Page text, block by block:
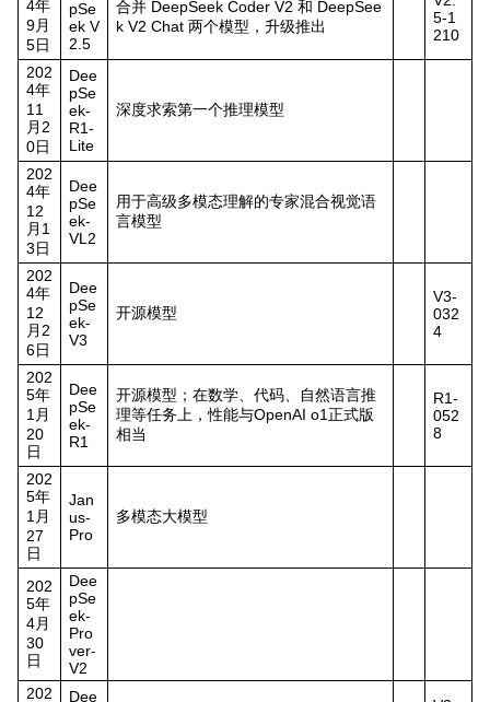
4年
9月
5日
pSe
ek V
2.5
合并 DeepSeek Coder V2 和 DeepSee
k V2 Chat 两个模型，升级推出
5-1
210
202
4年
11
月2
0日
Dee
pSe
ek-
R1-
Lite
深度求索第一个推理模型
202
4年
12
月1
3日
Dee
pSe
ek-
VL2
用于高级多模态理解的专家混合视觉语
言模型
202
4年
12
月2
6日
Dee
pSe
ek-
V3
开源模型
V3-
032
4
202
5年
1月
20
日
Dee
pSe
ek-
R1
开源模型；在数学、代码、自然语言推
理等任务上，性能与OpenAI o1正式版
相当
R1-
052
8
202
5年
1月
27
日
Jan
us-
Pro
多模态大模型
202
5年
4月
30
日
Dee
pSe
ek-
Pro
ver-
V2
202
Dee